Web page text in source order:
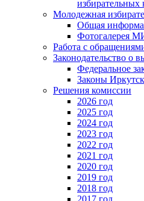
избирательных
Молодежная
Общая
Фотогалерея
Работа с
Законодательство о
Федеральное
Законы
Решения комиссии
2026 год
2025 год
2024 год
2023 год
2022 год
2021 год
2020 год
2019 год
2018 год
2017 год